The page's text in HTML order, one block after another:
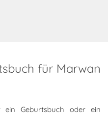
für Marwan
Geburtsbuch oder ein